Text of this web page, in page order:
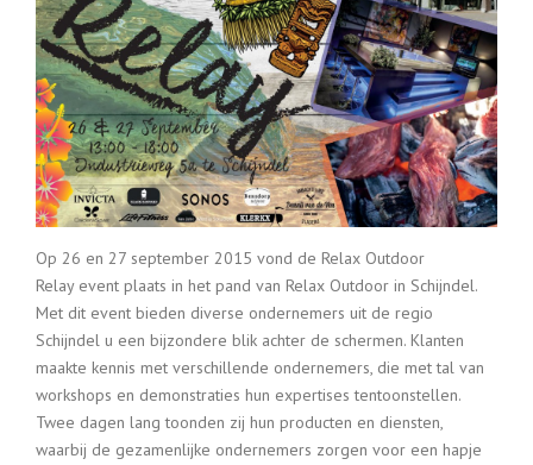
Op 26 en 27 september 2015 vond de Relax Outdoor
Relay event plaats in het pand van Relax Outdoor in Schijndel.
Met dit event bieden diverse ondernemers uit de regio
Schijndel u een bijzondere blik achter de schermen. Klanten
maakte kennis met verschillende ondernemers, die met tal van
workshops en demonstraties hun expertises tentoonstellen.
Twee dagen lang toonden zij hun producten en diensten,
waarbij de gezamenlijke ondernemers zorgen voor een hapje